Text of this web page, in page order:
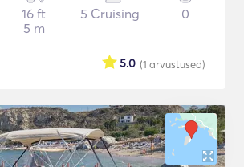
16 ft
5 m
5 Cruising 0
(1 arvustused)
5.0